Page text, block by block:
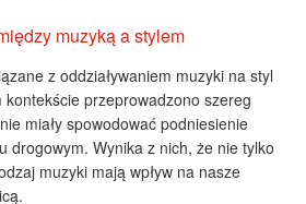
muzyką a stylem
z oddziaływaniem muzyki na styl
kontekście przeprowadzono szereg
miały spowodować podniesienie
drogowym. Wynika z nich, że nie tylko
muzyki mają wpływ na nasze